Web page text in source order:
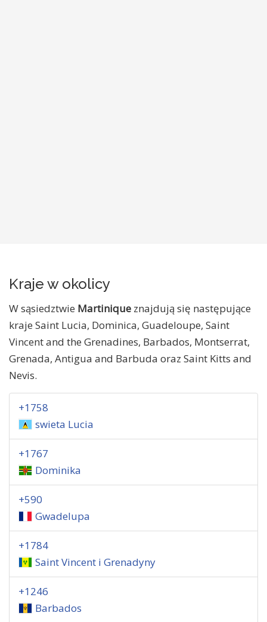
Kraje w okolicy
W sąsiedztwie Martinique znajdują się następujące
kraje Saint Lucia, Dominica, Guadeloupe, Saint
Vincent and the Grenadines, Barbados, Montserrat,
Grenada, Antigua and Barbuda oraz Saint Kitts and
Nevis.
+1758
swieta Lucia
+1767
Dominika
+590
Gwadelupa
+1784
Saint Vincent i Grenadyny
+1246
Barbados